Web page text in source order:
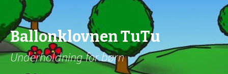
Ballonklovnen TuTu
Underholdning for børn